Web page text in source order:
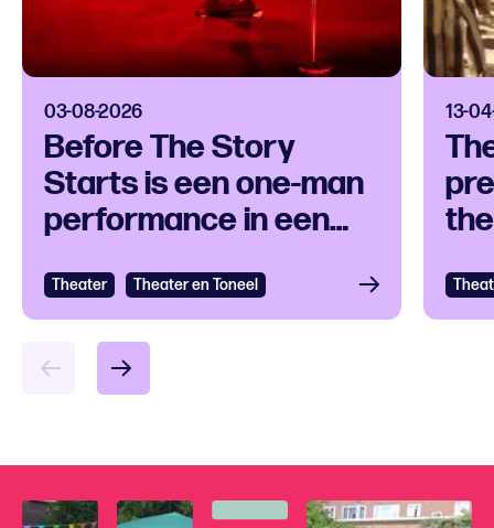
03-08-2026
Before The Story
Starts is een one-man
performance in een
Theater Theater en Toneel
13-
Bekijken